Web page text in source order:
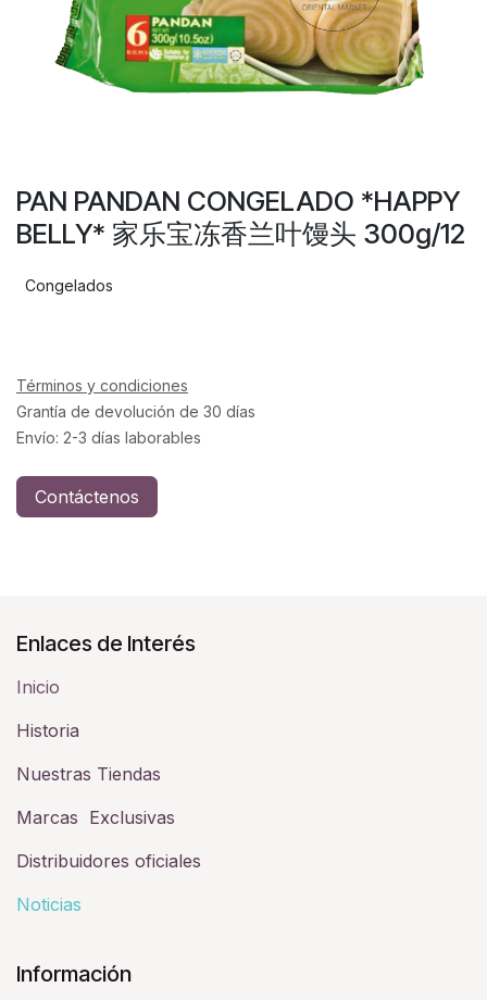
PAN PANDAN CONGELADO *HAPPY
BELLY* 家乐宝冻香兰叶馒头 300g/12
Congelados
Términos y condiciones
Grantía de devolución de 30 días
Envío: 2-3 días laborables
Contáctenos
Enlaces de Interés
Inicio
Historia​
Nuestras Tiendas
Marcas Exclusivas
Distribuidores oficiales
Noticias
Información